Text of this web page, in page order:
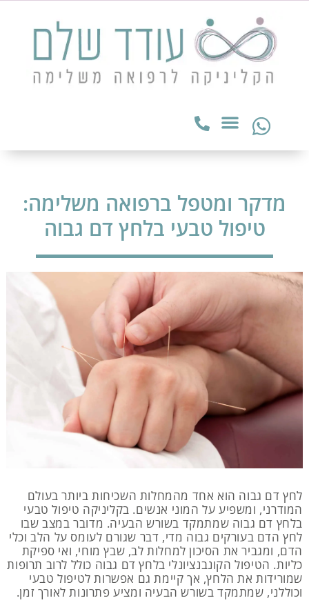
מדקר ומטפל ברפואה משלימה:
טיפול טבעי בלחץ דם גבוה
לחץ דם גבוה הוא אחד מהמחלות השכיחות ביותר בעולם
המודרני, ומשפיע על המוני אנשים. בקליניקה טיפול טבעי
בלחץ דם גבוה שמתמקד בשורש הבעיה. מדובר במצב שבו
לחץ הדם בעורקים גבוה מדי, דבר שגורם לעומס על הלב וכלי
הדם, ומגביר את הסיכון למחלות לב, שבץ מוחי, ואי ספיקת
כליות. הטיפול הקונבנציונלי בלחץ דם גבוה כולל לרוב תרופות
שמורידות את הלחץ, אך קיימת גם אפשרות לטיפול טבעי
וכוללני, שמתמקד בשורש הבעיה ומציע פתרונות לאורך זמן.